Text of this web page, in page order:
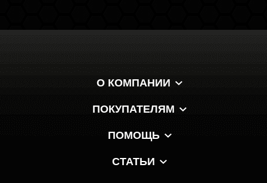
О КОМПАНИИ
ПОКУПАТЕЛЯМ
ПОМОЩЬ
СТАТЬИ